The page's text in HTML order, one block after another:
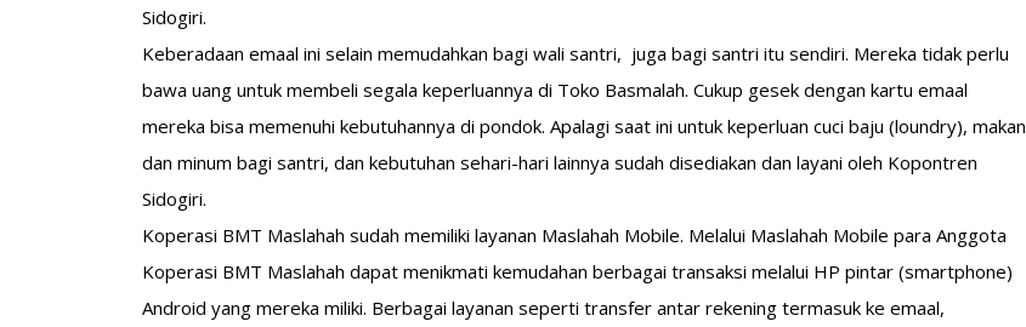
Sidogiri.
Keberadaan emaal ini selain memudahkan bagi wali santri, juga bagi santri itu sendiri. Mereka tidak perlu
bawa uang untuk membeli segala keperluannya di Toko Basmalah. Cukup gesek dengan kartu emaal
mereka bisa memenuhi kebutuhannya di pondok. Apalagi saat ini untuk keperluan cuci baju (loundry), makan
dan minum bagi santri, dan kebutuhan sehari-hari lainnya sudah disediakan dan layani oleh Kopontren
Sidogiri.
Koperasi BMT Maslahah sudah memiliki layanan Maslahah Mobile. Melalui Maslahah Mobile para Anggota
Koperasi BMT Maslahah dapat menikmati kemudahan berbagai transaksi melalui HP pintar (smartphone)
Android yang mereka miliki. Berbagai layanan seperti transfer antar rekening termasuk ke emaal,